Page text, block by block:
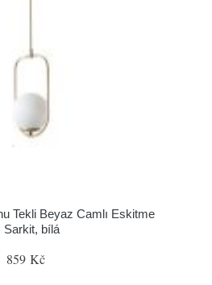
Tekli Beyaz Camlı Eskitme
Sarkit, bílá
859 Kč